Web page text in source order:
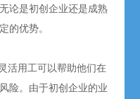
论是初创企业还是成熟
的优势。
活用工可以帮助他们在
险。由于初创企业的业